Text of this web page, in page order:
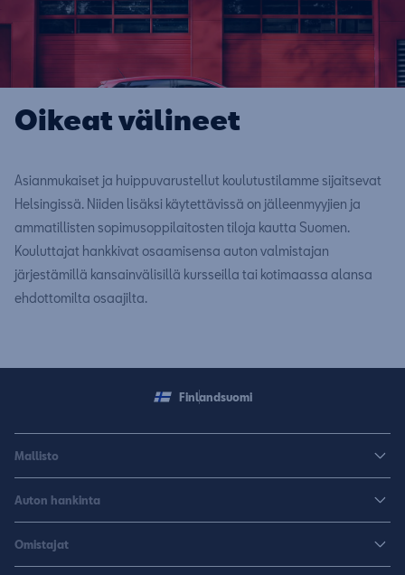
Oikeat välineet
Asianmukaiset ja huippuvarustellut koulutustilamme sijaitsevat
Helsingissä. Niiden lisäksi käytettävissä on jälleenmyyjien ja
ammatillisten sopimusoppilaitosten tiloja kautta Suomen.
Kouluttajat hankkivat osaamisensa auton valmistajan
järjestämillä kansainvälisillä kursseilla tai kotimaassa alansa
ehdottomilta osaajilta.
Finlandsuomi
Mallisto
Leon
Leon Sportstourer
Auton hankinta
Autoja nopeaan toimitukseen
Omistajat